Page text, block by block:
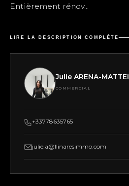
Entièrement rénov...
LIRE LA DESCRIPTION COMPLÈTE
Julie ARENA-MATTEI
COMMERCIAL
+33778635765
julie.a@llinaresimmo.com